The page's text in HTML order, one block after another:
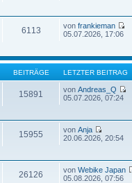
6113 vonfrankieman
05.07.2026, 17:06
BEITRÄGE LETZTER BEITRAG
15891 vonAndreas_Q
05.07.2026, 07:24
15955 vonAnja
20.06.2026, 20:54
26126 vonWebike Japan
05.08.2026, 07:56